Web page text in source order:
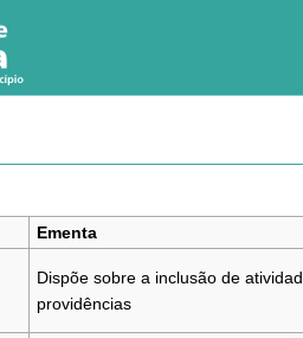
Ementa
Dispõe sobre a inclusão de
providências